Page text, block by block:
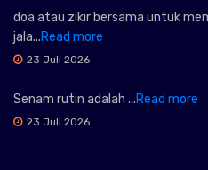
doa atau zikir bersama untuk
jala...Read more
23 Juli 2026
Senam rutin adalah ...Read more
23 Juli 2026